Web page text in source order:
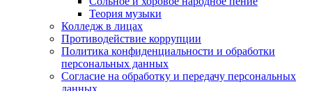
Теория музыки
Колледж в лицах
Противодействие коррупции
Политика конфиденциальности и обработки
персональных данных
Согласие на обработку и передачу персональных
данных